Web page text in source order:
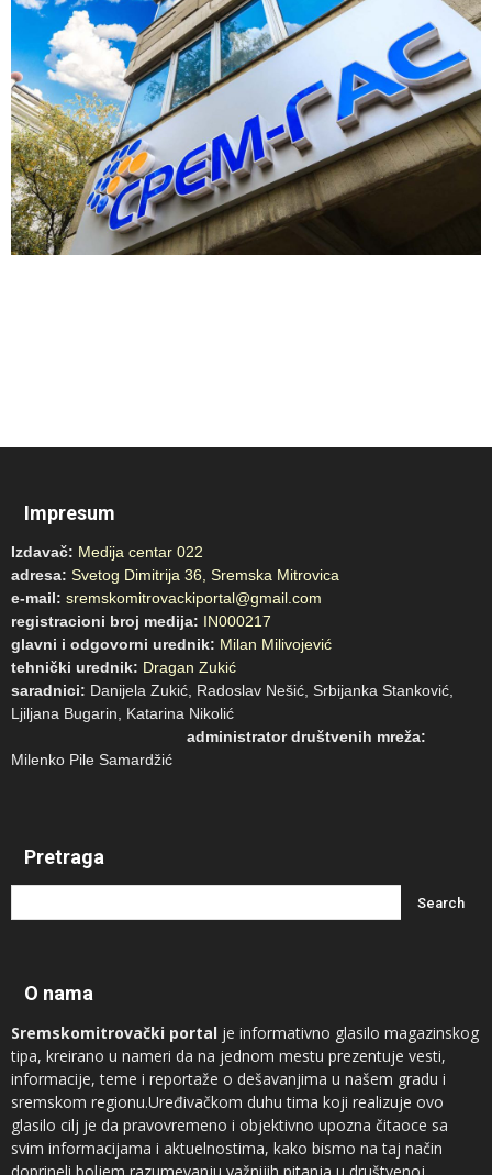
Impresum
Izdavač: Medija centar 022
adresa: Svetog Dimitrija 36, Sremska Mitrovica
e-mail: sremskomitrovackiportal@gmail.com
registracioni broj medija: IN000217
glavni i odgovorni urednik: Milan Milivojević
tehnički urednik: Dragan Zukić
saradnici: Danijela Zukić, Radoslav Nešić, Srbijanka Stanković,
Ljiljana Bugarin, Katarina Nikolić
administrator društvenih mreža:
Milenko Pile Samardžić
Pretraga
O nama
Sremskomitrovački portal je informativno glasilo magazinskog
tipa, kreirano u nameri da na jednom mestu prezentuje vesti,
informacije, teme i reportaže o dešavanjima u našem gradu i
sremskom regionu.Uređivačkom duhu tima koji realizuje ovo
glasilo cilj je da pravovremeno i objektivno upozna čitaoce sa
svim informacijama i aktuelnostima, kako bismo na taj način